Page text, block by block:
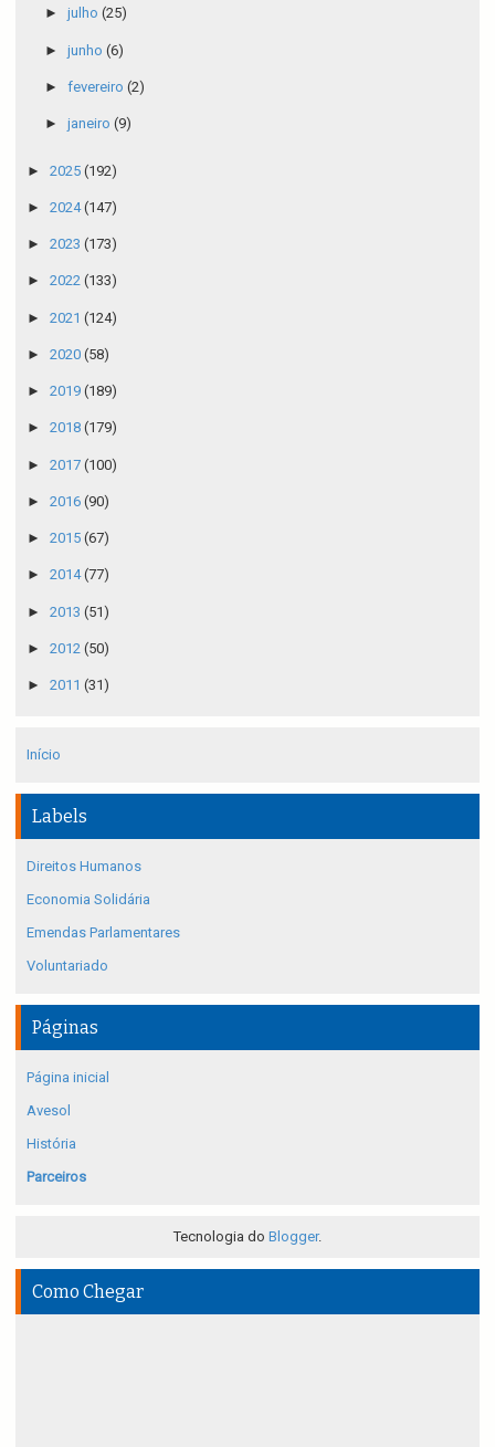
► julho (25)
► junho (6)
► fevereiro (2)
► janeiro (9)
► 2025 (192)
► 2024(147)
► 2023 (173)
► 2022 (133)
► 2021 (124)
► 2020 (58)
► 2019 (189)
► 2018 (179)
► 2017 (100)
► 2016 (90)
► 2015 (67)
► 2014(77)
► 2013 (51)
► 2012 (50)
► 2011 (31)
Início
Labels
Direitos Humanos
Economia Solidária
Emendas Parlamentares
Voluntariado
Páginas
Página inicial
Avesol
História
Parceiros
Tecnologia do Blogger.
Como Chegar